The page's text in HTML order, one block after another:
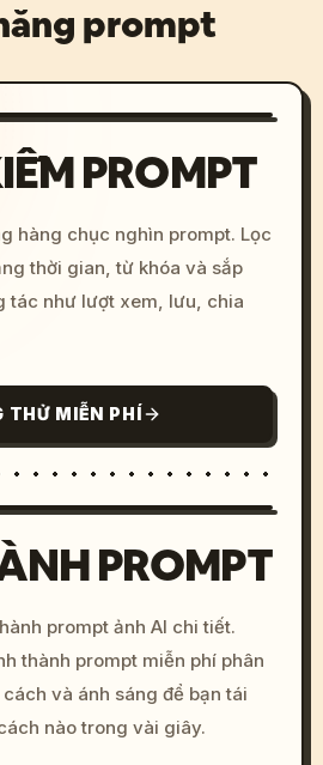
prompt
PROMPT
hàng chục nghìn prompt. Lọc
thời gian, từ khóa và sắp
tác như lượt xem, lưu, chia
THỬ MIỄN PHÍ
c, cyberpunk sunset, neon
colors, 8k --v 6.0
PROMPT
prompt ảnh AI chi tiết.
thành prompt miễn phí phân
và ánh sáng để bạn tái
nào trong vài giây.